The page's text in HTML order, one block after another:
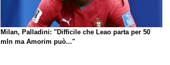
Milan, Palladini: "Difficile che Leao parta per 50
mln ma Amorim può..."